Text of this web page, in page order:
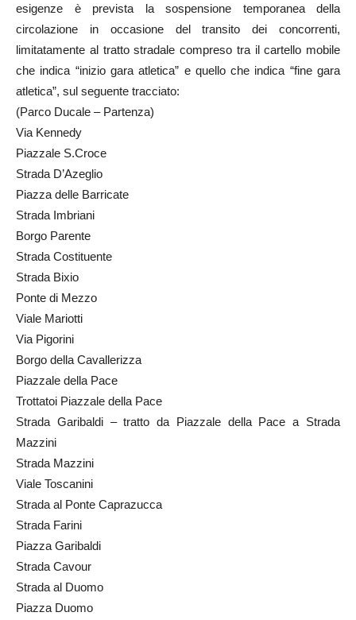
esigenze è prevista la sospensione temporanea della
circolazione in occasione del transito dei concorrenti,
limitatamente al tratto stradale compreso tra il cartello mobile
che indica “inizio gara atletica” e quello che indica “fine gara
atletica”, sul seguente tracciato:
(Parco Ducale – Partenza)
Via Kennedy
Piazzale S.Croce
Strada D’Azeglio
Piazza delle Barricate
Strada Imbriani
Borgo Parente
Strada Costituente
Strada Bixio
Ponte di Mezzo
Viale Mariotti
Via Pigorini
Borgo della Cavallerizza
Piazzale della Pace
Trottatoi Piazzale della Pace
Strada Garibaldi – tratto da Piazzale della Pace a Strada
Mazzini
Strada Mazzini
Viale Toscanini
Strada al Ponte Caprazucca
Strada Farini
Piazza Garibaldi
Strada Cavour
Strada al Duomo
Piazza Duomo